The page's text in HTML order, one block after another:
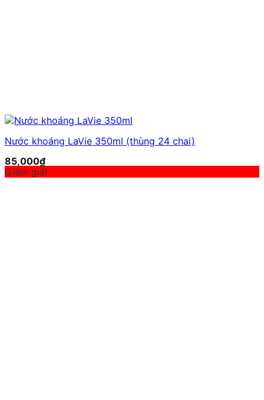
Nước khoáng LaVie 350ml (thùng 24 chai)
85,000₫
Giảm giá!